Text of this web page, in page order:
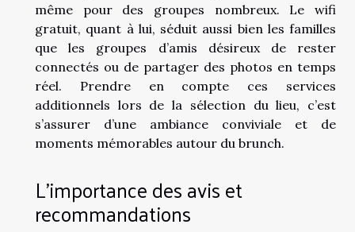
même pour des groupes nombreux. Le wifi
gratuit, quant à lui, séduit aussi bien les familles
que les groupes d’amis désireux de rester
connectés ou de partager des photos en temps
réel. Prendre en compte ces services
additionnels lors de la sélection du lieu, c’est
s’assurer d’une ambiance conviviale et de
moments mémorables autour du brunch.
L’importance des avis et
recommandations